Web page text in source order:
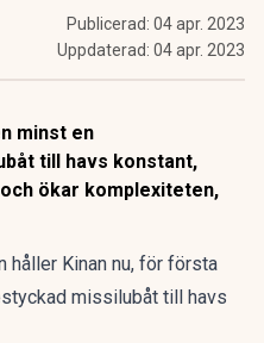
Publicerad: 04 apr. 2023
Uppdaterad: 04 apr. 2023
minst en
till havs konstant,
ökar komplexiteten,
håller Kinan nu, för första
missilubåt till havs